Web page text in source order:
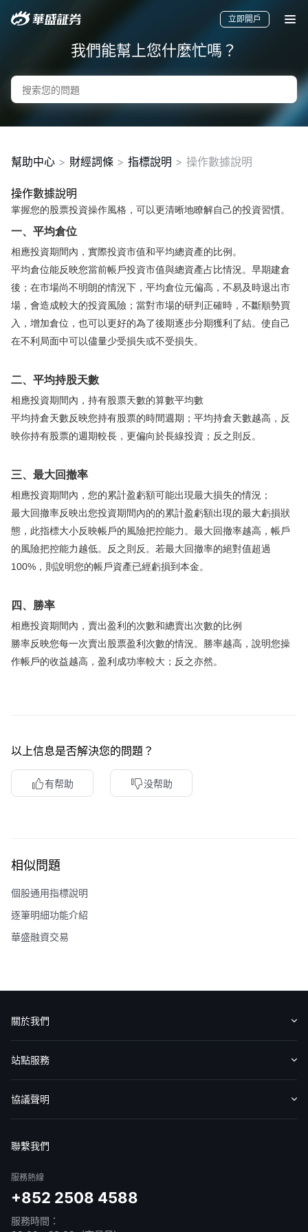
要聞
快訊
美股
港股
新股
華盛APls
低時延極速交易系統
關於我們
媒體報導
立即開戶
我們能幫上您什麼忙嗎？
幫助中心 > 財經詞條 > 指標說明 > 操作數據說明
操作數據說明
掌握您的股票投資操作風格，可以更清晰地瞭解自己的投資習慣。
一、平均倉位
相應投資期間內，實際投資市值和平均總資產的比例。
平均倉位能反映您當前帳戶投資市值與總資產占比情況。早期建倉
後；在市場尚不明朗的情況下，平均倉位元偏高，不易及時退出市
場，會造成較大的投資風險；當對市場的研判正確時，不斷順勢買
入，增加倉位，也可以更好的為了後期逐步分期獲利了結。使自己
在不利局面中可以儘量少受損失或不受損失。
二、平均持股天數
相應投資期間內，持有股票天數的算數平均數
平均持倉天數反映您持有股票的時間週期；平均持倉天數越高，反
映你持有股票的週期較長，更偏向於長線投資；反之則反。
三、最大回撤率
相應投資期間內，您的累計盈虧額可能出現最大損失的情況；
最大回撤率反映出您投資期間內的的累計盈虧額出現的最大虧損狀
態，此指標大小反映帳戶的風險把控能力。最大回撤率越高，帳戶
的風險把控能力越低。反之則反。若最大回撤率的絕對值超過
100%，則說明您的帳戶資產已經虧損到本金。
四、勝率
相應投資期間內，賣出盈利的次數和總賣出次數的比例
勝率反映您每一次賣出股票盈利次數的情況。勝率越高，說明您操
作帳戶的收益越高，盈利成功率較大；反之亦然。
以上信息是否解決您的問題？
有帮助 没帮助
相似問題
個股通用指標說明
逐筆明細功能介紹
華盛融資交易
關於我們
認識華盛
媒體報導
意見反饋
站點服務
收費標準
交易工具
幫助中心
協議聲明
聯繫我們
服務熱線
+852 2508 4588
服務時間：